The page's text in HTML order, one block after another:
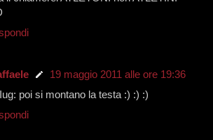
19 maggio 2011 alle ore 19:36
poi si montano la testa :) :) :)